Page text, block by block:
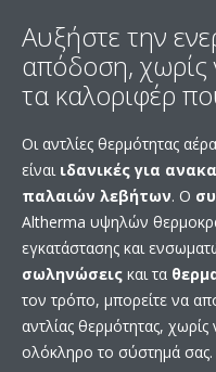
Αυξήστε την
απόδοση, χωρίς
τα καλοριφέρ
Οι αντλίες θερμότητας
είναι ιδανικές για
παλαιών λεβήτων. Ο
Altherma υψηλών
εγκατάστασης και
σωληνώσεις και τα
τον τρόπο, μπορείτε να
αντλίας θερμότητας, χωρίς
ολόκληρο το σύστημά σας.